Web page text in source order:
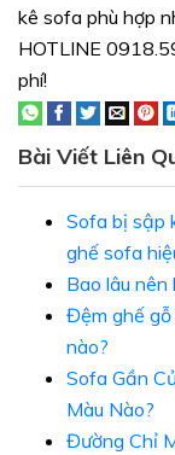
kê sofa phù hợp
HOTLINE
phí!
Bài Viết Liên
Sofa bị sập
ghế sofa
Bao lâu
Đệm ghế
nào?
Sofa Gần
Màu Nào?
Đường Chỉ